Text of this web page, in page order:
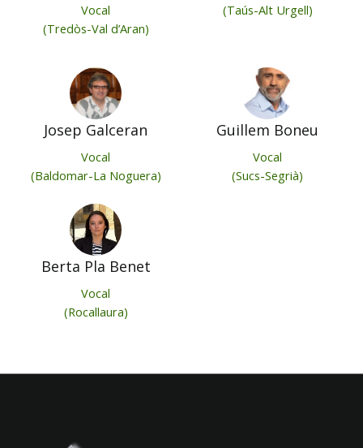
Vocal
(Tredòs-Val d’Aran)
(Taús-Alt Urgell)
Josep Galceran
Vocal
(Baldomar-La Noguera)
Berta Pla Benet
Vocal
(Rocallaura)
Guillem Boneu
Vocal
(Sucs-Segrià)